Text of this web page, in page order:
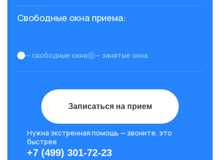
Свободные окна приема:
— свободные окна — занятые окна
Записаться на прием
Нужна экстренная помощь — звоните, это
быстрее
+7 (499) 301-72-23